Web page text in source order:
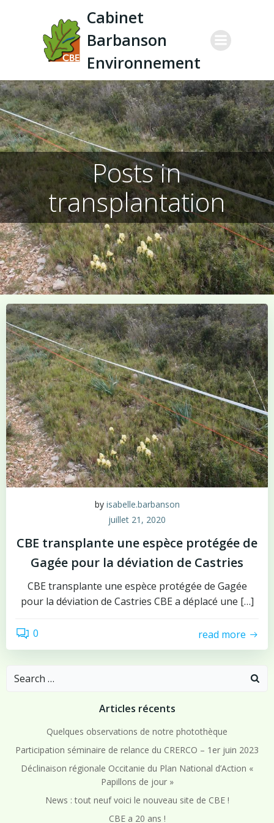
au
contenu
Cabinet
Barbanson
Environnement
Posts in
transplantation
by isabelle.barbanson
juillet 21, 2020
CBE transplante une espèce protégée de
Gagée pour la déviation de Castries
CBE transplante une espèce protégée de Gagée
pour la déviation de Castries CBE a déplacé une […]
0 read more
Search
Articles récents
Quelques observations de notre photothèque
Participation séminaire de relance du CRERCO – 1er juin 2023
Déclinaison régionale Occitanie du Plan National d’Action «
Papillons de jour »
News : tout neuf voici le nouveau site de CBE !
CBE a 20 ans !